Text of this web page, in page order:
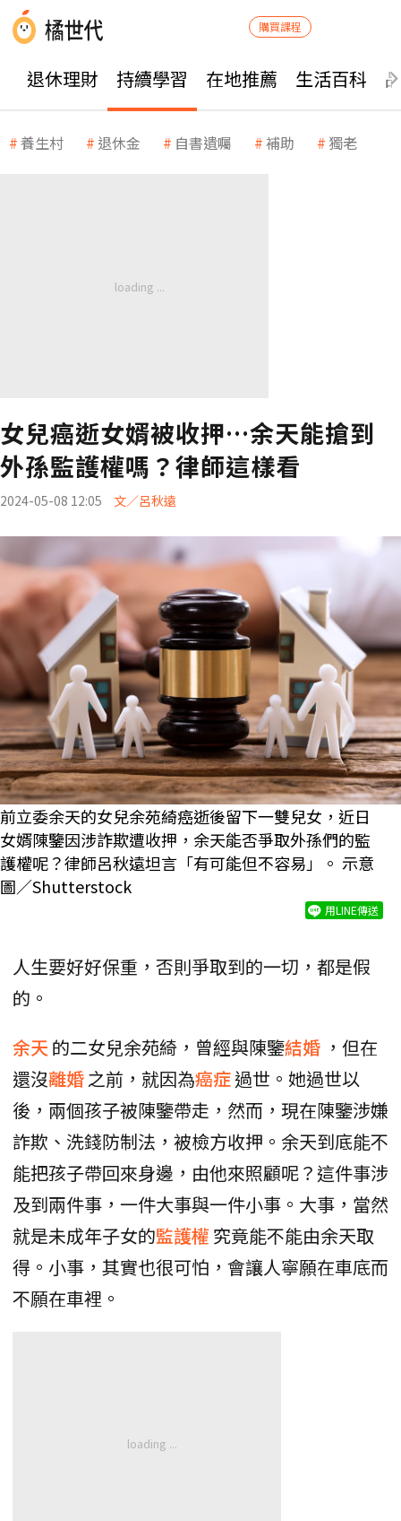
購買課程
退休理財 持續學習 在地推薦 生活百科
養生村 退休金 自書遺囑 補助 獨老
女兒癌逝女婿被收押…余天能搶到
外孫監護權嗎？律師這樣看
2024-05-08 12:05 文／呂秋遠
前立委余天的女兒余苑綺癌逝後留下一雙兒女，近日
女婿陳鑒因涉詐欺遭收押，余天能否爭取外孫們的監
護權呢？律師呂秋遠坦言「有可能但不容易」。 示意
圖／Shutterstock
用LINE傳送
人生要好好保重，否則爭取到的一切，都是假
的。
余天 的二女兒余苑綺，曾經與陳鑒結婚 ，但在
還沒離婚之前，就因為癌症過世。她過世以
後，兩個孩子被陳鑒帶走，然而，現在陳鑒涉嫌
詐欺、洗錢防制法，被檢方收押。余天到底能不
能把孩子帶回來身邊，由他來照顧呢？這件事涉
及到兩件事，一件大事與一件小事。大事，當然
就是未成年子女的監護權究竟能不能由余天取
得。小事，其實也很可怕，會讓人寧願在車底而
不願在車裡。